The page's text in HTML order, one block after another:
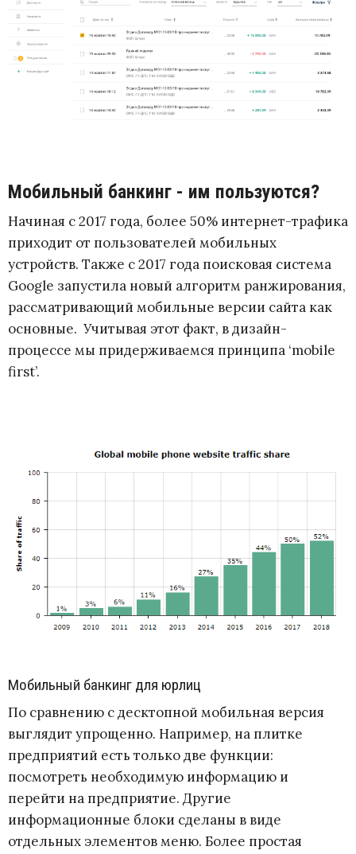
Мобильный банкинг - им пользуются?
Начиная с 2017 года, более 50% интернет-трафика
приходит от пользователей мобильных
устройств. Также с 2017 года поисковая система
Google запустила новый алгоритм ранжирования,
рассматривающий мобильные версии сайта как
основные. Учитывая этот факт, в дизайн-
процессе мы придерживаемся принципа ‘mobile
first’.
Мобильный банкинг для юрлиц
По сравнению с десктопной мобильная версия
выглядит упрощенно. Например, на плитке
предприятий есть только две функции:
посмотреть необходимую информацию и
перейти на предприятие. Другие
информационные блоки сделаны в виде
отдельных элементов меню. Более простая